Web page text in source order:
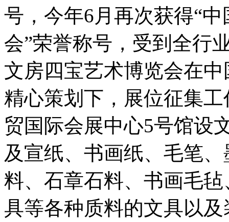
号，今年6月再次获得“
会”荣誉称号，受到全行
文房四宝艺术博览会在
精心策划下，展位征集
贸国际会展中心5号馆设
及宣纸、书画纸、毛笔
料、石章石料、书画毛
具等各种质料的文具以